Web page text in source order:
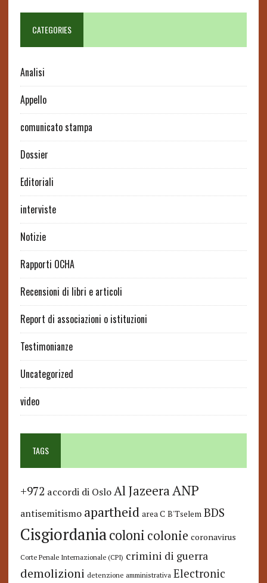
CATEGORIES
Analisi
Appello
comunicato stampa
Dossier
Editoriali
interviste
Notizie
Rapporti OCHA
Recensioni di libri e articoli
Report di associazioni o istituzioni
Testimonianze
Uncategorized
video
TAGS
+972 accordi di Oslo Al JazeeraANP
antisemitismo apartheid area C B'Tselem BDS
Cisgiordaniacoloni colonie coronavirus
Corte Penale Internazionale (CPI) crimini di guerra
demolizioni detenzione amministrativa Electronic